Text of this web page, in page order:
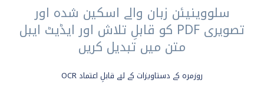
سلووینیئن زبان والے اسکین شدہ اور
تصویری PDF کو قابلِ تلاش اور ایڈیٹ ایبل
متن میں تبدیل کریں
روزمرہ کے دستاویزات کے لیے قابلِ اعتماد OCR